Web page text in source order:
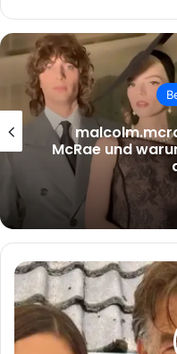
McRae und
Die
faszinierende
Welt
Michael